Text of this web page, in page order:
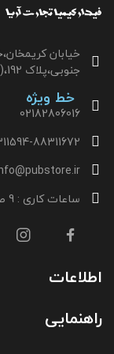
خیابان
جنوبی،پلاک 192،(روبروی بانک سپه)طبقه 3،واحد 14
خط ویژه
02182806016
88311672
ساعات کاری : 9 صبح تا 6 عصر
اطلاعات
راهنمایی